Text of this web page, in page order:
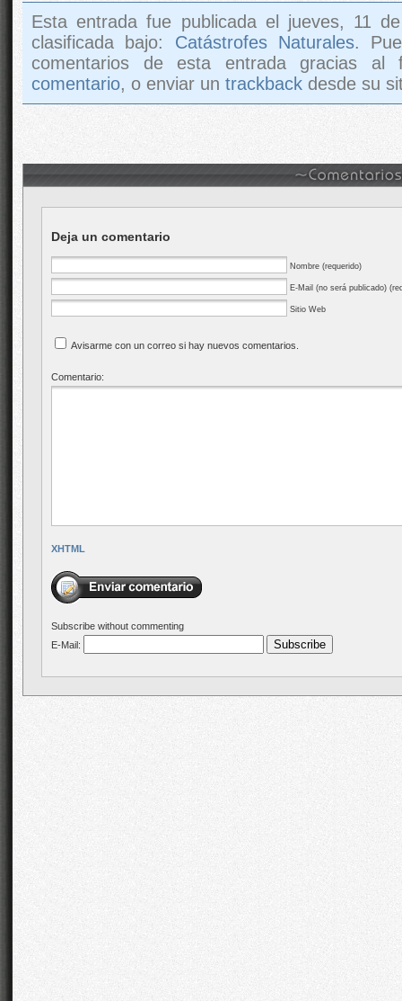
Esta entrada fue publicada el jueves, 11
clasificada bajo: Catástrofes Naturales.
comentarios de esta entrada gracias
comentario, o enviar un trackback desde su
Deja un comentario
Nombre (requerido)
E-Mail (no será publicado)
Sitio Web
Avisarme con un correo si hay nuevos comentarios.
Comentario:
XHTML
Subscribe without commenting
E-Mail: